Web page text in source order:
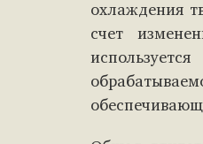
охлаждения
счет